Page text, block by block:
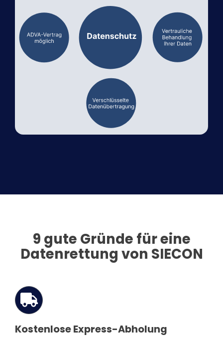
9 gute Gründe für eine
Datenrettung von SIECON
Kostenlose Express-Abholung